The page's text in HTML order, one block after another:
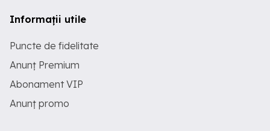
Informații utile
Puncte de fidelitate
Anunț Premium
Abonament VIP
Anunț promo